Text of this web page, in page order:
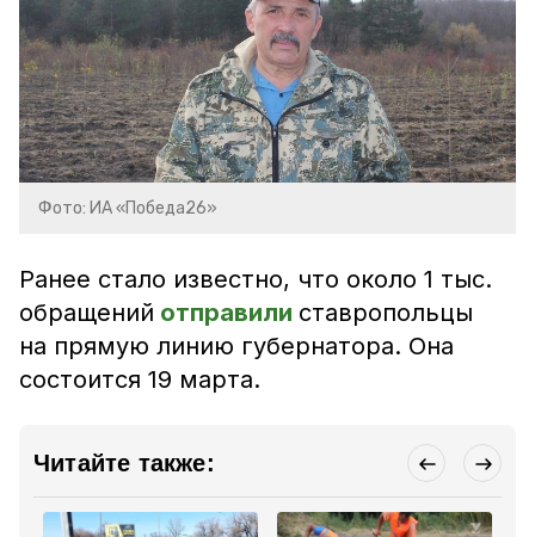
Фото: ИА «Победа26»
Ранее стало известно, что около 1 тыс.
обращений отправили ставропольцы
на прямую линию губернатора. Она
состоится 19 марта.
Читайте также: